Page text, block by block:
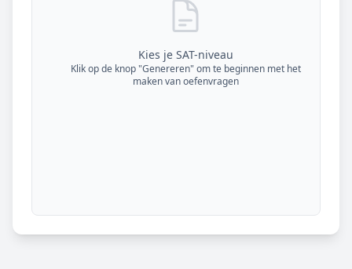
Kies je SAT-niveau
Klik op de knop "Genereren" om te beginnen met het
maken van oefenvragen